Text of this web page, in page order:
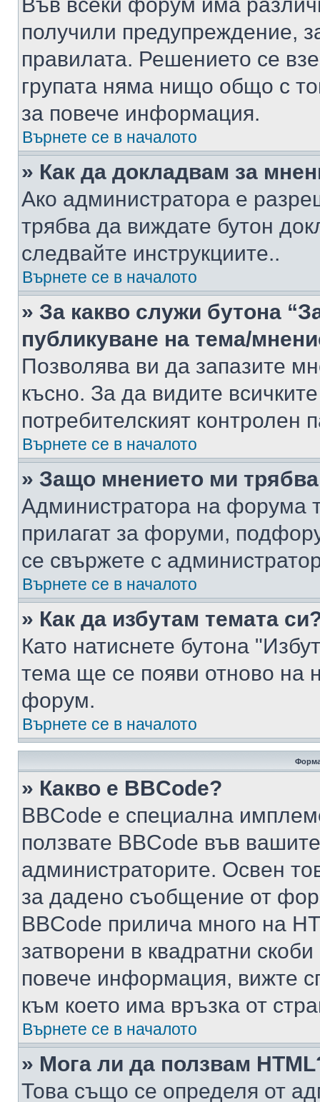
получили предупреждение,
правилата. Решението се
групата няма нищо общо с
за повече информация.
Върнете се в началото
» Как да докладвам за
Ако администратора е
трябва да виждате бутон
следвайте инструкциите..
Върнете се в началото
» За какво служи бутона
публикуване на тема/
Позволява ви да запазите
късно. За да видите
потребителският контролен
Върнете се в началото
» Защо мнението ми
Администратора на форума
прилагат за форуми,
се свържете с
Върнете се в началото
» Как да избутам темата
Като натиснете бутона
тема ще се появи отново на
форум.
Върнете се в началото
» Какво е BBCode?
BBCode е специална
ползвате BBCode във
администраторите. Освен
за дадено съобщение от
BBCode прилича много на
затворени в квадратни
повече информация, вижте
към което има връзка от
Върнете се в началото
» Мога ли да ползвам
Това също се определя от